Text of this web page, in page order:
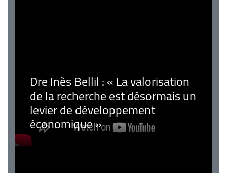
Dre Inès Bellil : « La valorisation
de la recherche est désormais un
levier de développement
économique »